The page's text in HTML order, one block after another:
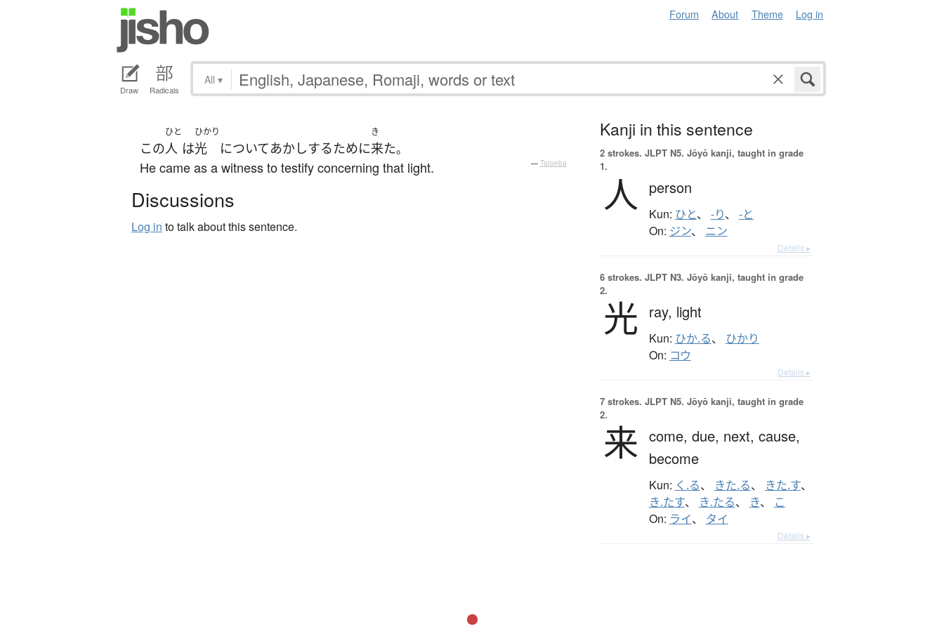
Forum About Theme Log in
Draw Radicals
All ▾
この
ひと
人 は
ひかり
光 についてあかしするために
き
来た。
He came as a witness to testify concerning that light. — Tatoeba
Discussions
Log in to talk about this sentence.
Kanji in this sentence
2 strokes. JLPT N5. Jōyō kanji, taught in grade
1.
人 person
Kun: ひと、 -り、 -と
On: ジン、 ニン
Details ▸
6 strokes. JLPT N3. Jōyō kanji, taught in grade
2.
光 ray, light
Kun: ひか.る、 ひかり
On: コウ
Details ▸
7 strokes. JLPT N5. Jōyō kanji, taught in grade
2.
来 come, due, next, cause,
become
Kun: く.る、 きた.る、 きた.す、
き.たす、 き.たる、 き、 こ
On: ライ、 タイ
Details ▸